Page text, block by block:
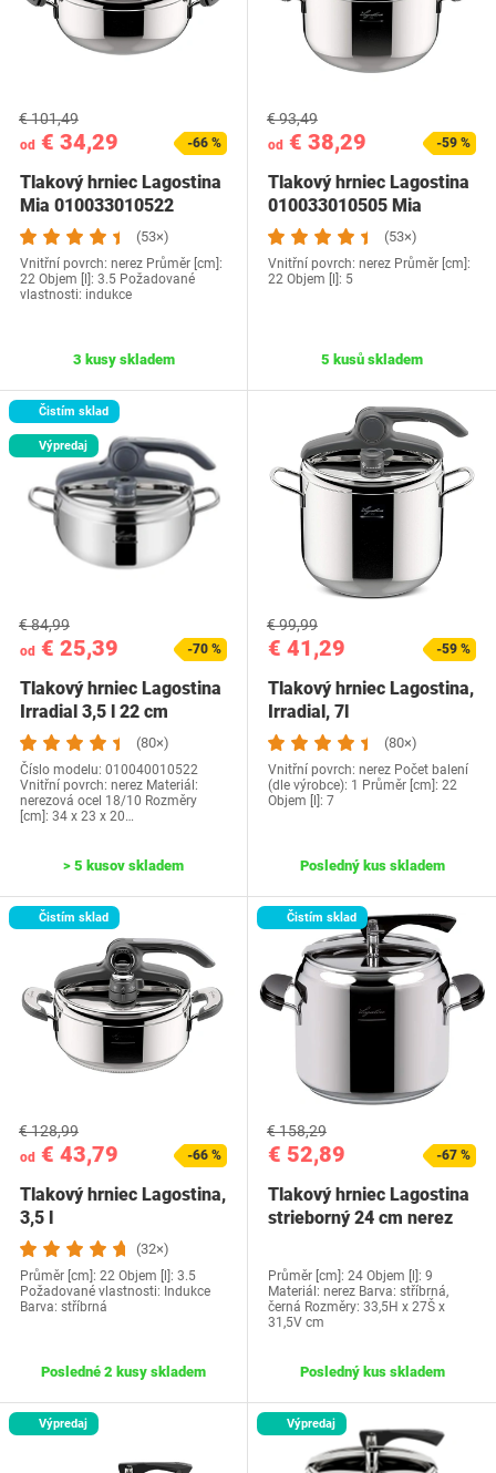
od € 34,29
€ 101,49
-66 %
Tlakový hrniec Lagostina
Mia 010033010522
(53×)
Vnitřní povrch: nerez Průměr [cm]:
22 Objem [l]: 3.5 Požadované
vlastnosti: indukce
3 kusy skladem
od € 38,29
€ 93,49
-59 %
Tlakový hrniec Lagostina
010033010505 Mia
(53×)
Vnitřní povrch: nerez Průměr [cm]:
22 Objem [l]: 5
5 kusů skladem
Čistím sklad
Výpredaj
od € 25,39
€ 84,99
-70 %
Tlakový hrniec Lagostina
Irradial 3,5 l 22 cm
(80×)
Číslo modelu: 010040010522
Vnitřní povrch: nerez Materiál:
nerezová ocel 18/10 Rozměry
[cm]: 34 x 23 x 20…
> 5 kusov skladem
€ 41,29
€ 99,99
-59 %
Tlakový hrniec Lagostina,
Irradial, 7l
(80×)
Vnitřní povrch: nerez Počet balení
(dle výrobce): 1 Průměr [cm]: 22
Objem [l]: 7
Posledný kus skladem
Čistím sklad
od € 43,79
€ 128,99
-66 %
Tlakový hrniec Lagostina,
3,5 l
(32×)
Průměr [cm]: 22 Objem [l]: 3.5
Požadované vlastnosti: Indukce
Barva: stříbrná
Posledné 2 kusy skladem
Čistím sklad
€ 52,89
€ 158,29
-67 %
Tlakový hrniec Lagostina
strieborný 24 cm nerez
Průměr [cm]: 24 Objem [l]: 9
Materiál: nerez Barva: stříbrná,
černá Rozměry: 33,5H x 27Š x
31,5V cm
Posledný kus skladem
Výpredaj Výpredaj